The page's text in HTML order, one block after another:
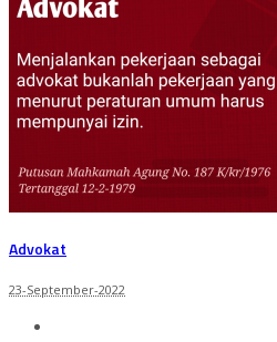
Advokat
23-September-2022